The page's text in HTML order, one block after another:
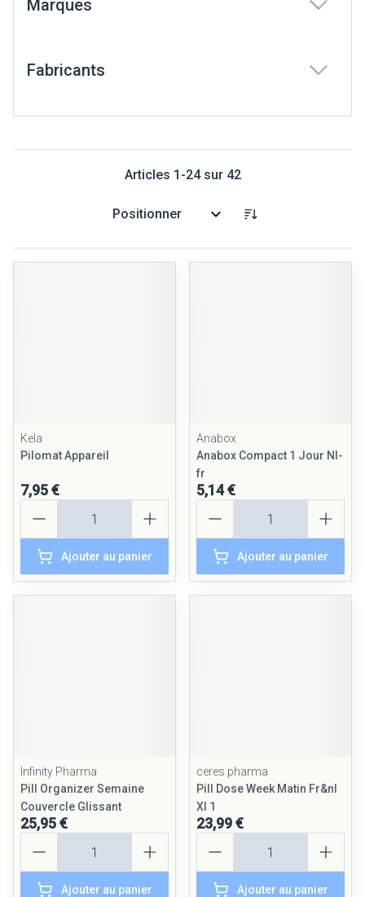
Marques
Fabricants
Articles 1 -24sur 42
Trier par:
Kela
Pilomat Appareil
7,95 €
Ajouter au panier
Anabox
Anabox Compact 1 Jour Nl-
fr
5,14 €
Ajouter au panier
Infinity Pharma
Pill Organizer Semaine
Couvercle Glissant
25,95 €
Ajouter au panier
ceres pharma
Pill Dose Week Matin Fr&nl
Xl 1
23,99 €
Ajouter au panier